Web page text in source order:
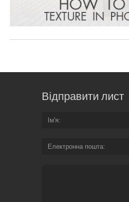
Відправити лист
Ім'я
Електронна пошта